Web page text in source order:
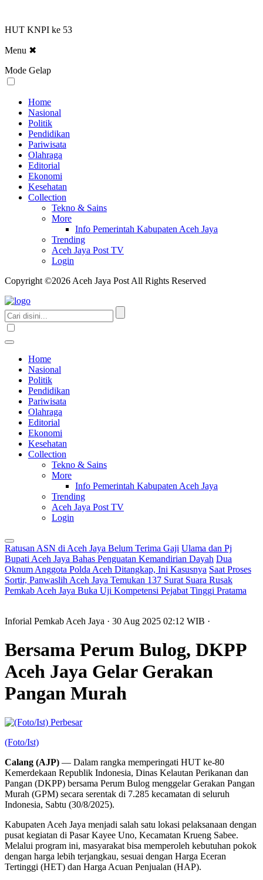
HUT KNPI ke 53
Menu ✖
Mode Gelap
Home
Nasional
Politik
Pendidikan
Pariwisata
Olahraga
Editorial
Ekonomi
Kesehatan
Collection
Tekno & Sains
More
Info Pemerintah Kabupaten Aceh Jaya
Trending
Aceh Jaya Post TV
Login
Copyright ©2026 Aceh Jaya Post All Rights Reserved
Home
Nasional
Politik
Pendidikan
Pariwisata
Olahraga
Editorial
Ekonomi
Kesehatan
Collection
Tekno & Sains
More
Info Pemerintah Kabupaten Aceh Jaya
Trending
Aceh Jaya Post TV
Login
Ratusan ASN di Aceh Jaya Belum Terima Gaji Ulama dan Pj
Bupati Aceh Jaya Bahas Penguatan Kemandirian Dayah Dua
Oknum Anggota Polda Aceh Ditangkap, Ini Kasusnya Saat Proses
Sortir, Panwaslih Aceh Jaya Temukan 137 Surat Suara Rusak
Pemkab Aceh Jaya Buka Uji Kompetensi Pejabat Tinggi Pratama
Inforial Pemkab Aceh Jaya · 30 Aug 2025 02:12 WIB ·
Bersama Perum Bulog, DKPP
Aceh Jaya Gelar Gerakan
Pangan Murah
Perbesar
(Foto/Ist)
Calang (AJP) — Dalam rangka memperingati HUT ke-80
Kemerdekaan Republik Indonesia, Dinas Kelautan Perikanan dan
Pangan (DKPP) bersama Perum Bulog menggelar Gerakan Pangan
Murah (GPM) secara serentak di 7.285 kecamatan di seluruh
Indonesia, Sabtu (30/8/2025).
Kabupaten Aceh Jaya menjadi salah satu lokasi pelaksanaan dengan
pusat kegiatan di Pasar Kayee Uno, Kecamatan Krueng Sabee.
Melalui program ini, masyarakat bisa memperoleh kebutuhan pokok
dengan harga lebih terjangkau, sesuai dengan Harga Eceran
Tertinggi (HET) dan Harga Acuan Penjualan (HAP).